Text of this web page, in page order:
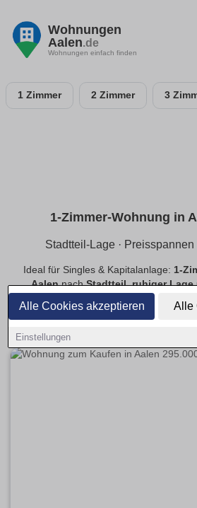
Alle Cookies akzeptieren Alle
Einstellungen
Wohnungen
Aalen.de
Wohnungen einfach finden
1 Zimmer 2 Zimmer 3
1-Zimmer-Wohnung in
Stadtteil-Lage · Preisspannen
Ideal für Singles & Kapitalanlage: 1-
AalennachStadtteil,ruhiger Lage
Optionen,
Bestand .